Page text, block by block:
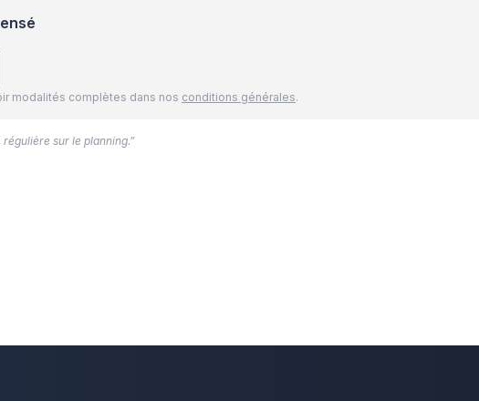
modalités complètes dans nos conditions générales.
sur le planning.”